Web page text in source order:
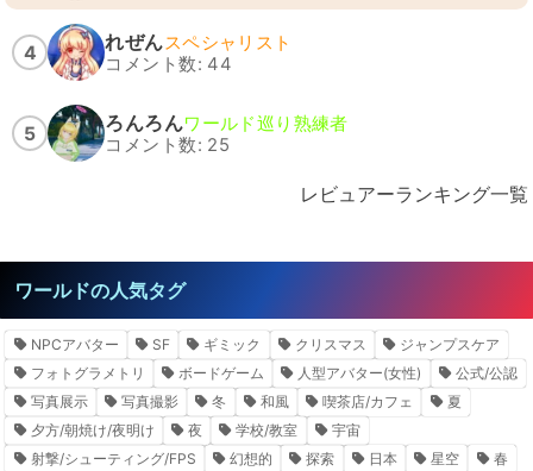
4 れぜんスペシャリスト
コメント数: 44
5 ろんろんワールド巡り熟練者
コメント数: 25
レビュアーランキング一覧
ワールドの人気タグ
NPCアバター SF ギミック クリスマス
ジャンプスケア
フォトグラメトリ
ボードゲーム 人型アバター(女性)
公式/公認
写真展示
写真撮影 冬 和風 喫茶店/カフェ
夏
夕方/朝焼け/夜明け
夜 学校/教室
宇宙
射撃/シューティング/FPS
幻想的 探索 日本 星空
春